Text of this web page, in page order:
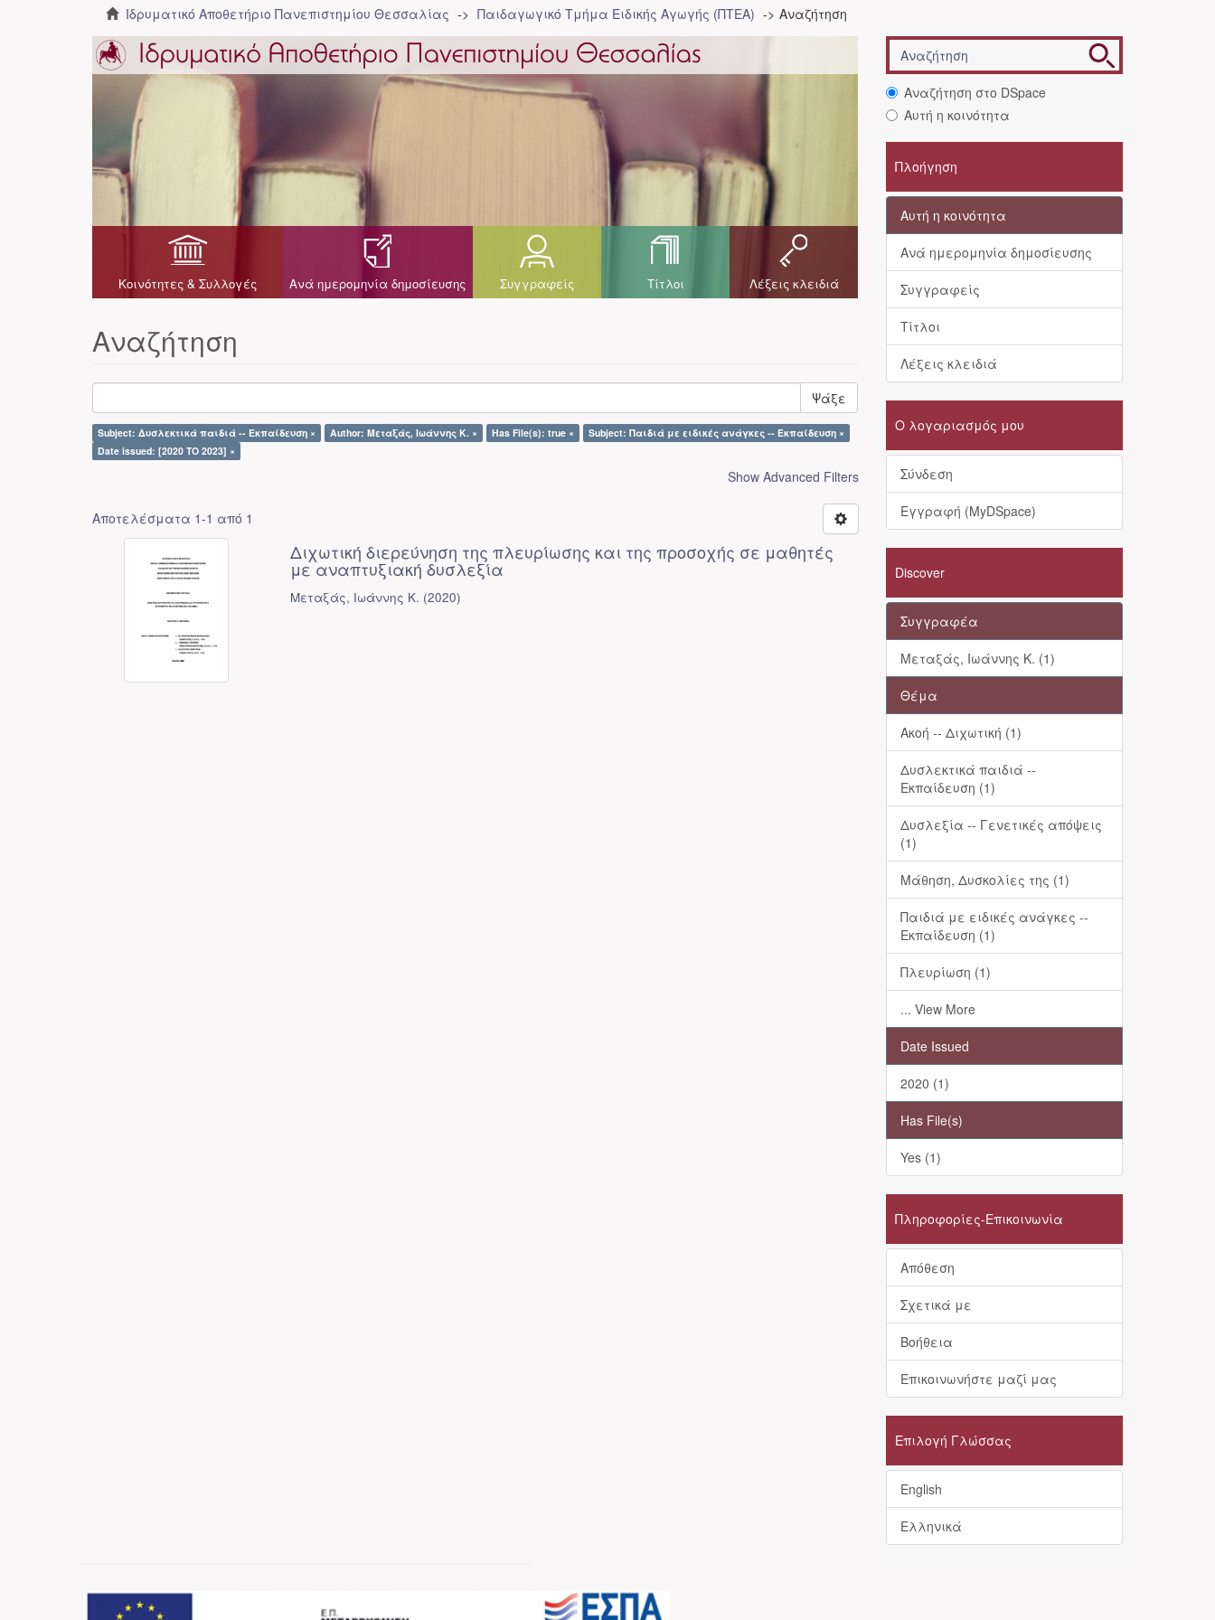
Ιδρυματικό Αποθετήριο Πανεπιστημίου Θεσσαλίας Παιδαγωγικό Τμήμα Ειδικής Αγωγής (ΠΤΕΑ) Αναζήτηση
Κοινότητες & Συλλογές Ανά ημερομηνία δημοσίευσης Συγγραφείς Τίτλοι Λέξεις κλειδιά
Αναζήτηση
Ψάξε
Subject: Δυσλεκτικά παιδιά -- Εκπαίδευση × Author: Μεταξάς, Ιωάννης Κ. × Has File(s): true ×
Subject: Παιδιά με ειδικές ανάγκες -- Εκπαίδευση ×
Date issued: [2020 TO 2023] ×
Show Advanced Filters
Αποτελέσματα 1-1 από 1
Διχωτική διερεύνηση της πλευρίωσης και της προσοχής σε μαθητές
με αναπτυξιακή δυσλεξία
Μεταξάς, Ιωάννης Κ. (2020)
Αναζήτηση στο DSpace
Αυτή η κοινότητα
Πλοήγηση
Αυτή η κοινότητα
Ανά ημερομηνία δημοσίευσης
Συγγραφείς
Τίτλοι
Λέξεις κλειδιά
Ο λογαριασμός μου
Σύνδεση
Εγγραφή (MyDSpace)
Discover
Συγγραφέα
Μεταξάς, Ιωάννης Κ. (1)
Θέμα
Ακοή -- Διχωτική (1)
Δυσλεκτικά παιδιά --
Εκπαίδευση (1)
Δυσλεξία -- Γενετικές απόψεις
(1)
Μάθηση, Δυσκολίες της (1)
Παιδιά με ειδικές ανάγκες --
Εκπαίδευση (1)
Πλευρίωση (1)
... View More
Date Issued
2020 (1)
Has File(s)
Yes (1)
Πληροφορίες-Επικοινωνία
Απόθεση
Σχετικά με
Βοήθεια
Επικοινωνήστε μαζί μας
Επιλογή Γλώσσας
English
Ελληνικά